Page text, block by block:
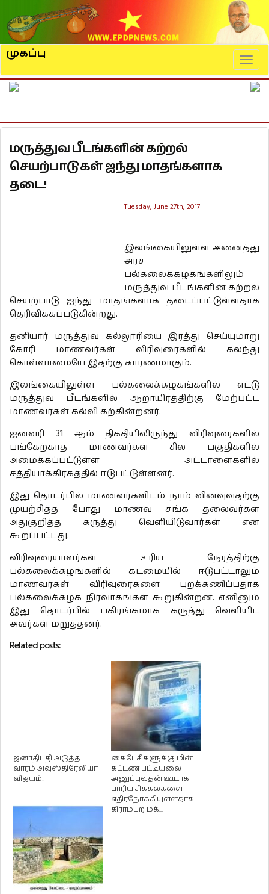
முகப்பு
மருத்துவ பீடங்களின் கற்றல்
செயற்பாடுகள் ஐந்து மாதங்களாக
தடை!
Tuesday, June 27th, 2017
இலங்கையிலுள்ள அனைத்து
அரச
பல்கலைக்கழகங்களிலும்
மருத்துவ பீடங்களின் கற்றல்
செயற்பாடு ஐந்து மாதங்களாக தடைப்பட்டுள்ளதாக
தெரிவிக்கப்படுகின்றது.
தனியார் மருத்துவ கல்லூரியை இரத்து செய்யுமாறு
கோரி மாணவர்கள் விரிவுரைகளில் கலந்து
கொள்ளாமையே இதற்கு காரணமாகும்.
இலங்கையிலுள்ள பல்கலைக்கழகங்களில் எட்டு
மருத்துவ பீடங்களில் ஆறாயிரத்திற்கு மேற்பட்ட
மாணவர்கள் கல்வி கற்கின்றனர்.
ஜனவரி 31 ஆம் திகதியிலிருந்து விரிவுரைகளில்
பங்கேற்காத மாணவர்கள் சில பகுதிகளில்
அமைக்கப்பட்டுள்ள அட்டாளைகளில்
சத்தியாக்கிரகத்தில் ஈடுபட்டுள்ளனர்.
இது தொடர்பில் மாணவர்களிடம் நாம் வினவுவதற்கு
முயற்சித்த போது மாணவ சங்க தலைவர்கள்
அதுகுறித்த கருத்து வெளியிடுவார்கள் என
கூறப்பட்டது.
விரிவுரையாளர்கள் உரிய நேரத்திற்கு
பல்கலைக்கழங்களில் கடமையில் ஈடுபட்டாலும்
மாணவர்கள் விரிவுரைகளை புறக்கணிப்பதாக
பல்கலைக்கழக நிர்வாகங்கள் கூறுகின்றன. எனினும்
இது தொடர்பில் பகிரங்கமாக கருத்து வெளியிட
அவர்கள் மறுத்தனர்.
Related posts:
ஜனாதிபதி அடுத்த
வாரம் அவுஸ்திரேலியா
விஜயம்!
கைபேசிகளுக்கு மின்
கட்டண பட்டியலை
அனுப்புவதன் ஊடாக
பாரிய சிக்கல்களை
எதிர்நோக்கியுள்ளதாக
கிராமபுற மக்...